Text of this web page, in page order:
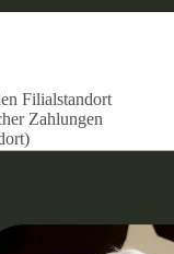
Filialstandort
Zahlungen